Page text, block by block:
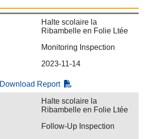
Halte scolaire la
Ribambelle en Folie Ltée
Monitoring Inspection
2023-11-14
Download Report
Halte scolaire la
Ribambelle en Folie Ltée
Follow-Up Inspection